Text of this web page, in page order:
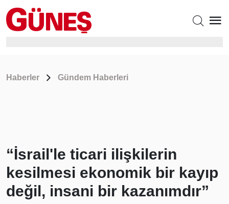
Haberler Gündem Haberleri
“İsrail'le ticari ilişkilerin
kesilmesi ekonomik bir kayıp
değil, insani bir kazanımdır”